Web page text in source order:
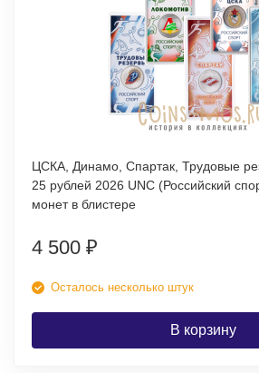
ЦСКА, Динамо, Спартак, Трудовые
25 рублей 2026 UNC (Российский
монет в блистере
4 500 ₽
Осталось несколько штук
В корзину